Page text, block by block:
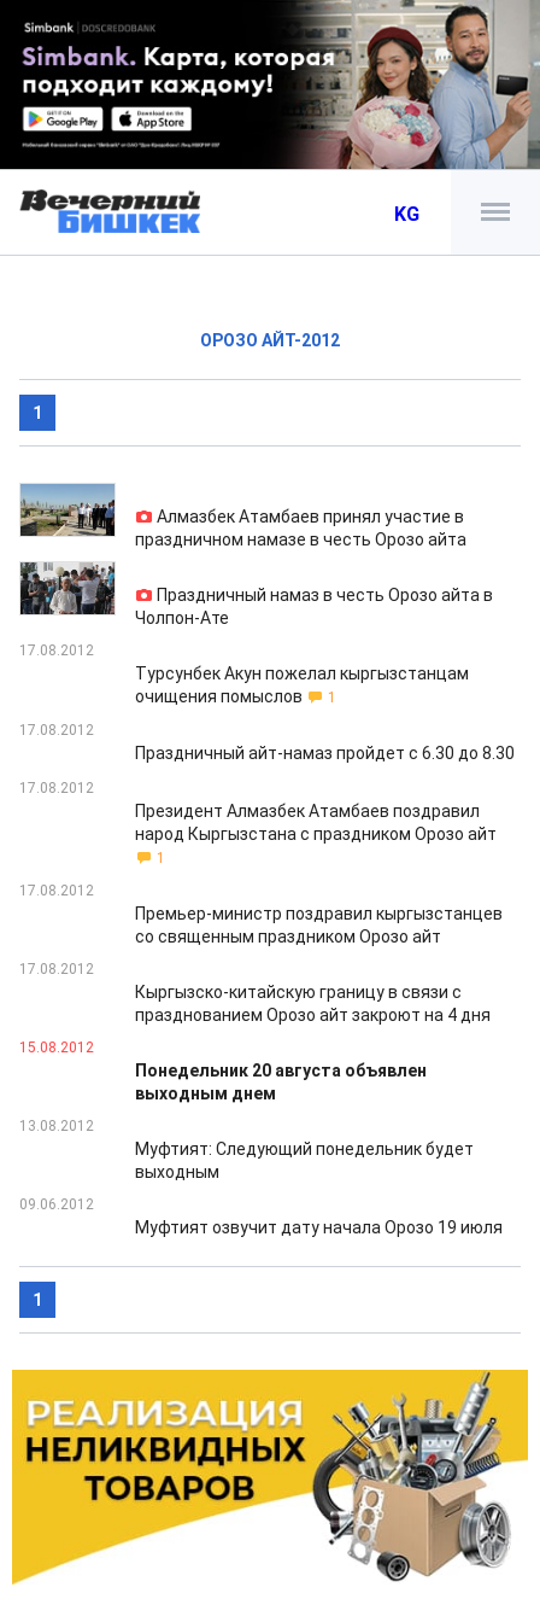
KG
ОРОЗО АЙТ-2012
1
20.08.2012
Алмазбек Атамбаев принял участие в
праздничном намазе в честь Орозо айта
20.08.2012
Праздничный намаз в честь Орозо айта в
Чолпон-Ате
17.08.2012
Турсунбек Акун пожелал кыргызстанцам
очищения помыслов
1
17.08.2012
Праздничный айт-намаз пройдет с 6.30 до 8.30
17.08.2012
Президент Алмазбек Атамбаев поздравил
народ Кыргызстана с праздником Орозо айт
1
17.08.2012
Премьер-министр поздравил кыргызстанцев
со священным праздником Орозо айт
17.08.2012
Кыргызско-китайскую границу в связи с
празднованием Орозо айт закроют на 4 дня
15.08.2012
Понедельник 20 августа объявлен
выходным днем
13.08.2012
Муфтият: Следующий понедельник будет
выходным
09.06.2012
Муфтият озвучит дату начала Орозо 19 июля
1